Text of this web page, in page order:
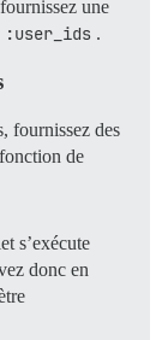
une
:user_ids .
fournissez des
de
s’exécute
donc en